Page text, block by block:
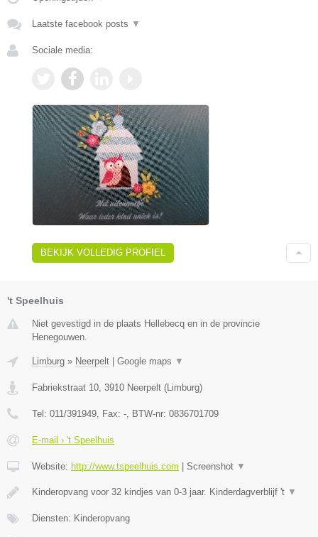
Laatste facebook posts ▼
Sociale media:
BEKIJK VOLLEDIG PROFIEL
't Speelhuis
Niet gevestigd in de plaats Hellebecq en in de provincie
Henegouwen.
Limburg » Neerpelt Google maps ▼
Fabriekstraat 10 3910 Neerpelt ( Limburg)
Tel: 011/391949 , Fax: - , BTW-nr: 0836701709
E-mail › 't Speelhuis
Website: http://www.tspeelhuis.com Screenshot ▼
Kinderopvang voor 32 kindjes van 0-3 jaar. Kinderdagverblijf 't ▼
Diensten: Kinderopvang